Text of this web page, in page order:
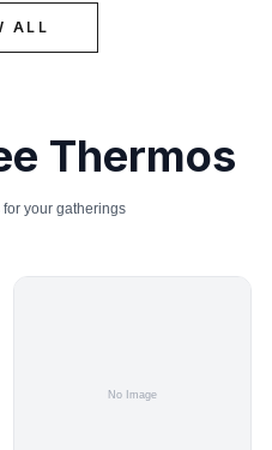
ALL
Thermos
for your gatherings